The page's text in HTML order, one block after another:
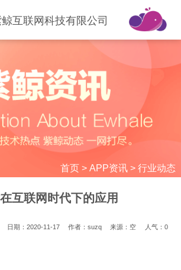
互联网科技有限公司
首页> APP资讯> 行业动态
互联网时代下的应用
日期：2020-11-17 作者：suzq 来源：空 人气： 0